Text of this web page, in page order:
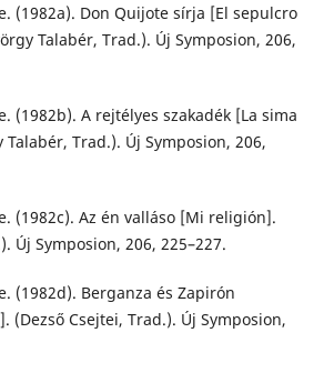
(1982a). Don Quijote sírja [El sepulcro
Talabér, Trad.). Új Symposion, 206,
(1982b). A rejtélyes szakadék [La sima
Trad.). Új Symposion, 206,
(1982c). Az én valláso [Mi religión].
Új Symposion, 206, 225–227.
(1982d). Berganza és Zapirón
(Dezső Csejtei, Trad.). Új Symposion,